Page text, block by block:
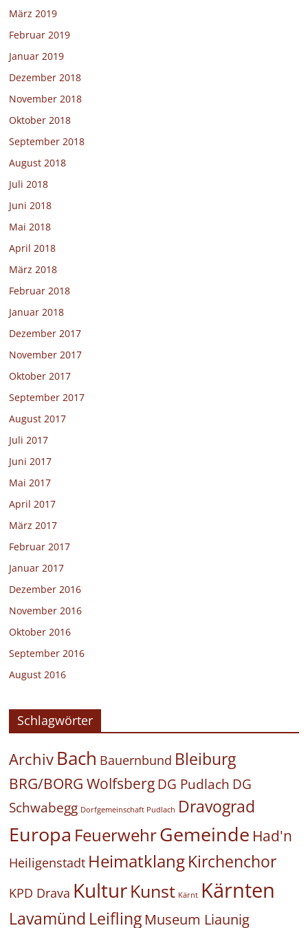
März 2019
Februar 2019
Januar 2019
Dezember 2018
November 2018
Oktober 2018
September 2018
August 2018
Juli 2018
Juni 2018
Mai 2018
April 2018
März 2018
Februar 2018
Januar 2018
Dezember 2017
November 2017
Oktober 2017
September 2017
August 2017
Juli 2017
Juni 2017
Mai 2017
April 2017
März 2017
Februar 2017
Januar 2017
Dezember 2016
November 2016
Oktober 2016
September 2016
August 2016
Schlagwörter
Archiv Bach Bauernbund Bleiburg
BRG/BORG Wolfsberg DG Pudlach DG
Schwabegg Dorfgemeinschaft Pudlach Dravograd
Europa FeuerwehrGemeinde Had'n
Heiligenstadt HeimatklangKirchenchor
KPD Drava KulturKunst Kärnt Kärnten
Lavamünd Leifling Museum Liaunig